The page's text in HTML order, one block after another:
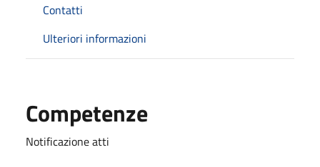
Contatti
Ulteriori informazioni
Competenze
Notificazione atti